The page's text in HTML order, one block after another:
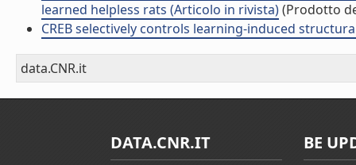
learned helpless rats (Articolo in rivista)(Prodotto
CREB selectively controls learning-induced
data.CNR.it
DATA.CNR.IT BE